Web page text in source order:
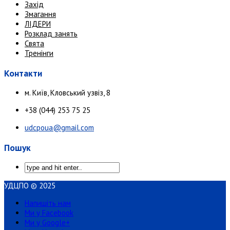
Захід
Змагання
ЛІДЕРИ
Розклад занять
Свята
Тренінги
Контакти
м. Київ, Кловський узвіз, 8
+38 (044) 253 75 25
udcpoua@gmail.com
Пошук
УДЦПО © 2025
Напишіть нам
Ми у Facebook
Ми у Google+